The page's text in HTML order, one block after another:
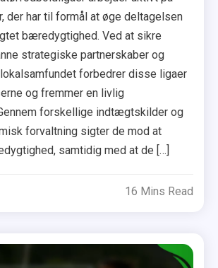
der har til formål at øge deltagelsen
bæredygtighed. Ved at sikre
strategiske partnerskaber og
forbedrer disse ligaer
og fremmer en livlig
forskellige indtægtskilder og
forvaltning sigter de mod at
samtidig med at de […]
16 Mins Read